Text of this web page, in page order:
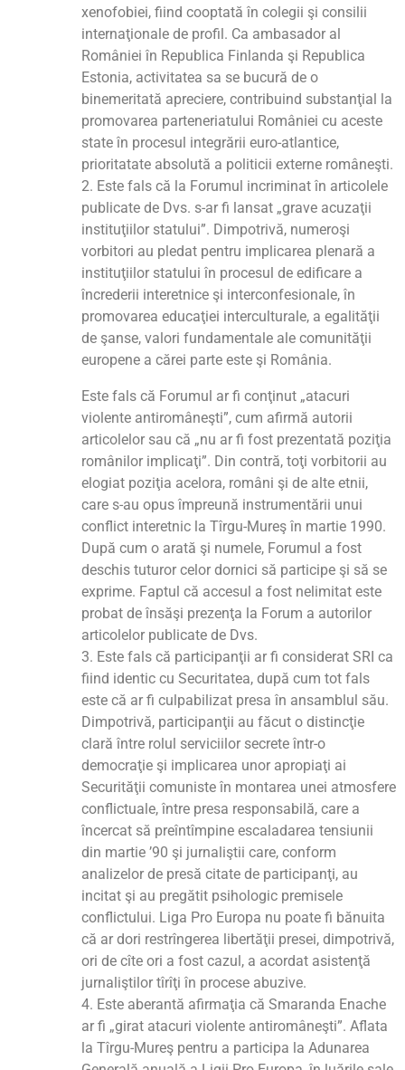
xenofobiei, fiind cooptată în colegii şi consilii
internaţionale de profil. Ca ambasador al
României în Republica Finlanda şi Republica
Estonia, activitatea sa se bucură de o
binemeritată apreciere, contribuind substanţial la
promovarea parteneriatului României cu aceste
state în procesul integrării euro-atlantice,
prioritatate absolută a politicii externe româneşti.
2. Este fals că la Forumul incriminat în articolele
publicate de Dvs. s-ar fi lansat „grave acuzaţii
instituţiilor statului”. Dimpotrivă, numeroşi
vorbitori au pledat pentru implicarea plenară a
instituţiilor statului în procesul de edificare a
încrederii interetnice şi interconfesionale, în
promovarea educaţiei interculturale, a egalităţii
de şanse, valori fundamentale ale comunităţii
europene a cărei parte este şi România.
Este fals că Forumul ar fi conţinut „atacuri
violente antiromâneşti”, cum afirmă autorii
articolelor sau că „nu ar fi fost prezentată poziţia
românilor implicaţi”. Din contră, toţi vorbitorii au
elogiat poziţia acelora, români şi de alte etnii,
care s-au opus împreună instrumentării unui
conflict interetnic la Tîrgu-Mureş în martie 1990.
După cum o arată şi numele, Forumul a fost
deschis tuturor celor dornici să participe şi să se
exprime. Faptul că accesul a fost nelimitat este
probat de însăşi prezenţa la Forum a autorilor
articolelor publicate de Dvs.
3. Este fals că participanţii ar fi considerat SRI ca
fiind identic cu Securitatea, după cum tot fals
este că ar fi culpabilizat presa în ansamblul său.
Dimpotrivă, participanţii au făcut o distincţie
clară între rolul serviciilor secrete într-o
democraţie şi implicarea unor apropiaţi ai
Securităţii comuniste în montarea unei atmosfere
conflictuale, între presa responsabilă, care a
încercat să preîntîmpine escaladarea tensiunii
din martie ’90 şi jurnaliştii care, conform
analizelor de presă citate de participanţi, au
incitat şi au pregătit psihologic premisele
conflictului. Liga Pro Europa nu poate fi bănuita
că ar dori restrîngerea libertăţii presei, dimpotrivă,
ori de cîte ori a fost cazul, a acordat asistenţă
jurnaliştilor tîrîţi în procese abuzive.
4. Este aberantă afirmaţia că Smaranda Enache
ar fi „girat atacuri violente antiromâneşti”. Aflata
la Tîrgu-Mureş pentru a participa la Adunarea